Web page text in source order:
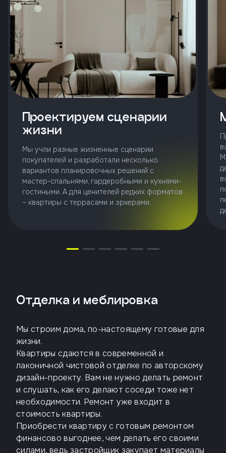
Проектируем сценарии
жизни
Мы учли разные жизненные сценарии
покупателей и разработали несколько
вариантов планировочных решений с
мастер-спальнями, гардеробными и кухнями-
гостиными. А для ценителей редких форматов
– квартиры с террасами и эркерами.
Отделка и меблировка
Мы строим дома, по-настоящему готовые для
жизни.
Квартиры сдаются в современной и
лаконичной чистовой отделке по авторскому
дизайн-проекту. Вам не нужно делать ремонт
и слушать, как его делают соседи тоже нет
необходимости. Ремонт уже входит в
стоимость квартиры.
Приобрести квартиру с готовым ремонтом
финансово выгоднее, чем делать его своими
силами, ведь застройщик закупает материалы
с
политики
конфиденциальности
(343)
Заказать
звонок